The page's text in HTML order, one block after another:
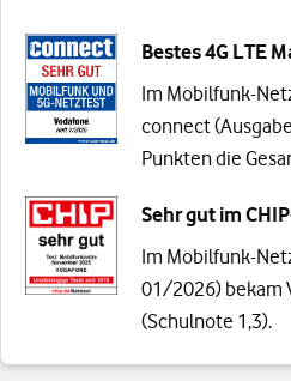
Bestes 4G LTE
Im Mobilfunk-
connect
Punkten die
Sehr gut im
Im Mobilfunk-
01/2026) bekam
(Schulnote 1,3).